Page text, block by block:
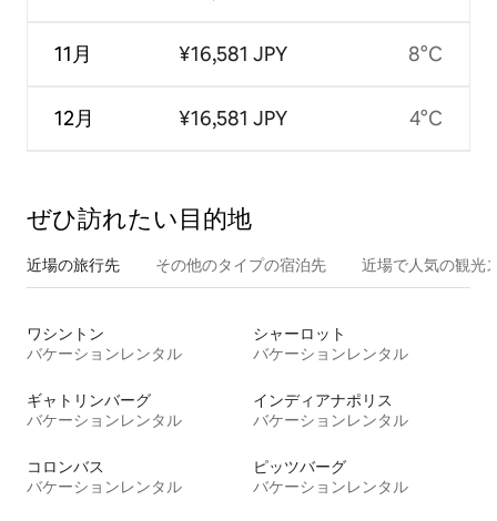
11月
12月
¥16,581 JPY
¥16,581 JPY
8°C
4°C
ぜひ訪⁠れ⁠た⁠い目⁠的⁠地
近場の旅行先 その他のタ⁠イ⁠プ⁠の宿⁠泊⁠先 近場で人気の観光
ワシントン
バケーションレンタル
シャーロット
バケーションレンタル
ギャトリンバーグ
バケーションレンタル
インディアナポリス
バケーションレンタル
コロンバス
バケーションレンタル
ピッツバーグ
バケーションレンタル